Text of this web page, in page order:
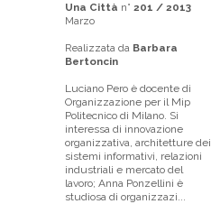
Una Città n° 201 / 2013
Marzo
Realizzata da Barbara
Bertoncin
Luciano Pero è docente di
Organizzazione per il Mip
Politecnico di Milano. Si
interessa di innovazione
organizzativa, architetture dei
sistemi informativi, relazioni
industriali e mercato del
lavoro; Anna Ponzellini è
studiosa di organizzazi...